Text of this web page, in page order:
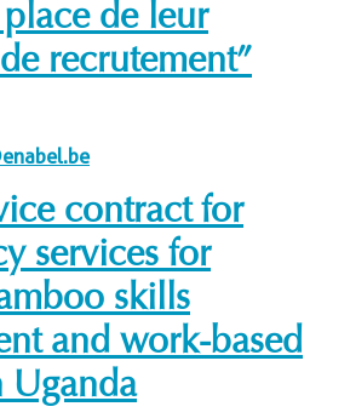
de leur
recrutement”
contract for
services for
skills
and work-based
Uganda